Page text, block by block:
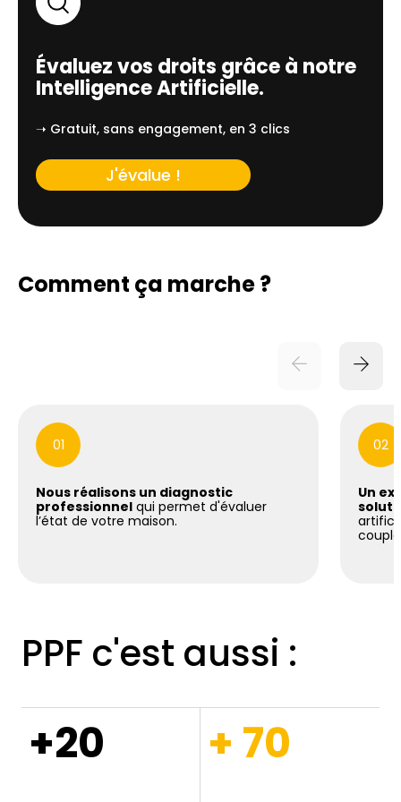
Évaluez vos droits grâce à notre
Intelligence Artificielle.
➝ Gratuit, sans engagement, en 3 clics
J'évalue !
Comment ça marche ?
01
Nous réalisons un diagnostic
professionnel qui permet d'évaluer
l’état de votre maison.
02
Un
PPF c'est aussi :
+20 + 70